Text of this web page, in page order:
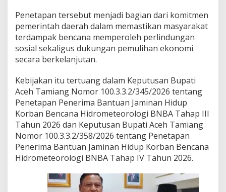
d
u
,
P
e
k
a
b
A
c
e
h
T
a
m
n
Penetapan tersebut menjadi bagian dari komitmen
pemerintah daerah dalam memastikan masyarakat
terdampak bencana memperoleh perlindungan
sosial sekaligus dukungan pemulihan ekonomi
secara berkelanjutan.
Kebijakan itu tertuang dalam Keputusan Bupati
Aceh Tamiang Nomor 100.3.3.2/345/2026 tentang
Penetapan Penerima Bantuan Jaminan Hidup
Korban Bencana Hidrometeorologi BNBA Tahap III
Tahun 2026 dan Keputusan Bupati Aceh Tamiang
Nomor 100.3.3.2/358/2026 tentang Penetapan
Penerima Bantuan Jaminan Hidup Korban Bencana
Hidrometeorologi BNBA Tahap IV Tahun 2026.